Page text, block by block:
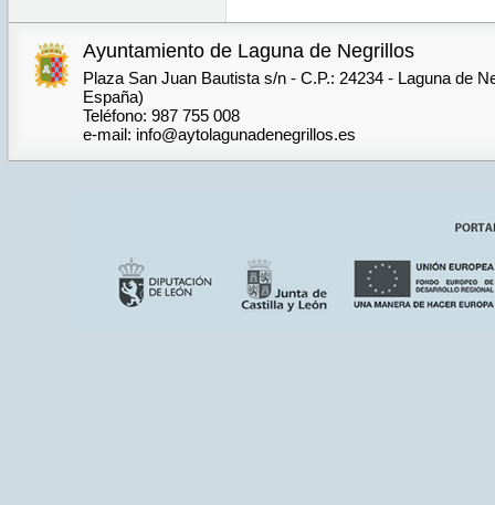
Ayuntamiento de Laguna de Negrillos
Plaza San Juan Bautista s/n - C.P.: 24234 - Laguna de
España)
Teléfono: 987 755 008
e-mail: info@aytolagunadenegrillos.es